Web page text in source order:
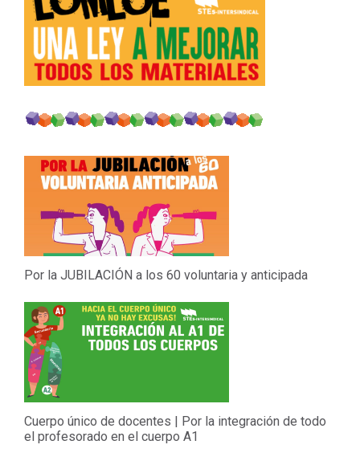
Por la JUBILACIÓN a los 60 voluntaria y anticipada
Cuerpo único de docentes | Por la integración de todo
el profesorado en el cuerpo A1